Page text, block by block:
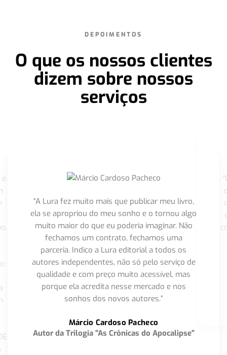
DEPOIMENTOS
O que os nossos clientes
dizem sobre nossos
serviços
“A Lura fez muito mais que publicar meu livro,
ela se apropriou do meu sonho e o tornou algo
muito maior do que eu poderia imaginar. Não
fechamos um contrato, fechamos uma
parceria. Indico a Lura editorial a todos os
autores independentes, não só pelo serviço de
qualidade e com preço muito acessível, mas
porque ela acredita nesse mercado e nos
sonhos dos novos autores.”
Márcio Cardoso Pacheco
Autor da Trilogia "As Crônicas do Apocalipse"